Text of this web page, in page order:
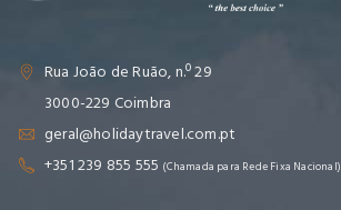
Rua João de Ruão, n.º 29
3000-229 Coimbra
geral@holidaytravel.com.pt
+351 239 855 555 (Chamada para Rede Fixa Nacional)